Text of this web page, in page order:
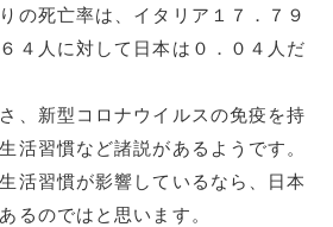
の死亡率は、イタリア１７．７９
４人に対して日本は０．０４人だ
、新型コロナウイルスの免疫を持
活習慣など諸説があるようです。
活習慣が影響しているなら、日本
るのではと思います。